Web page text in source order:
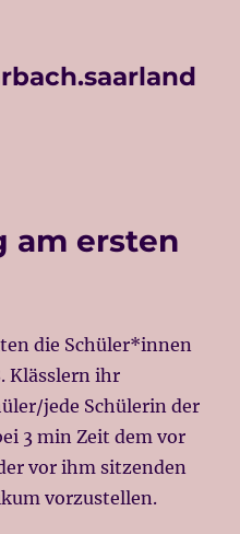
am ersten
die Schüler*innen
Klässlern ihr
jede Schülerin der
3 min Zeit dem vor
vor ihm sitzenden
vorzustellen.